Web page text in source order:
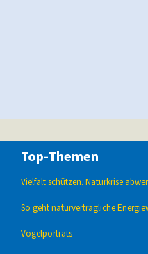
Top-Themen
Vielfalt schützen. Naturkrise
So geht naturverträgliche
Vogelporträts